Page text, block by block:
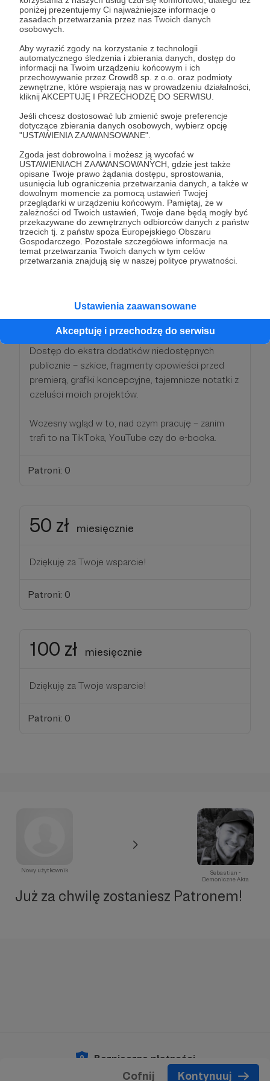
poniżej prezentujemy Ci najważniejsze informacje o
zasadach przetwarzania przez nas Twoich danych
osobowych.
Aby wyrazić zgody na korzystanie z technologii
automatycznego śledzenia i zbierania danych, dostęp do
informacji na Twoim urządzeniu końcowym i ich
przechowywanie przez Crowd8 sp. z o.o. oraz podmioty
zewnętrzne, które wspierają nas w prowadzeniu działalności,
kliknij AKCEPTUJĘ I PRZECHODZĘ DO SERWISU.
Jeśli chcesz dostosować lub zmienić swoje preferencje
dotyczące zbierania danych osobowych, wybierz opcję
"USTAWIENIA ZAAWANSOWANE".
Zgoda jest dobrowolna i możesz ją wycofać w
USTAWIENIACH ZAAWANSOWANYCH, gdzie jest także
opisane Twoje prawo żądania dostępu, sprostowania,
usunięcia lub ograniczenia przetwarzania danych, a także w
dowolnym momencie za pomocą ustawień Twojej
przeglądarki w urządzeniu końcowym. Pamiętaj, że w
zależności od Twoich ustawień, Twoje dane będą mogły być
przekazywane do zewnętrznych odbiorców danych z państw
trzecich tj. z państw spoza Europejskiego Obszaru
Gospodarczego. Pozostałe szczegółowe informacje na
temat przetwarzania Twoich danych w tym celów
przetwarzania znajdują się w naszej polityce prywatności.
Ustawienia zaawansowane
Akceptuję i przechodzę do serwisu
jesteś częścią tej podróży! ❤️
30 zł miesięcznie
🕯️ Próg: 30 zł – Strażnik Mroku
Jako Strażnik Mroku stajesz się kimś więcej niż
tylko Patronem – stajesz się współtwórcą mojej
opowieści. To dzięki Tobie mroczne historie wciąż
mogą żyć i rozwijać się w ciemności.
🎁 W ramach tego progu otrzymujesz:
Stały dostęp do unikalnych tapet inspirowanych
słowiańską grozą – na telefon i komputer.
Mój autorski e-book „Demony Słowiańskie –
Przewodnik po mrocznym folklorze” w wersji PDF.
Dostęp do ekstra dodatków niedostępnych
publicznie – szkice, fragmenty opowieści przed
premierą, grafiki koncepcyjne, tajemnicze notatki z
czeluści moich projektów.
Wczesny wgląd w to, nad czym pracuję – zanim
trafi to na TikToka, YouTube czy do e-booka.
Patroni: 0
50 zł miesięcznie
Dziękuję za Twoje wsparcie!
Patroni: 0
100 zł miesięcznie
Dziękuję za Twoje wsparcie!
Patroni: 0
Cofnij Kontynuuj
Nowy użytkownik
Sebastian -
Demoniczne Akta
Już za chwilę zostaniesz Patronem!
Bezpieczne płatności